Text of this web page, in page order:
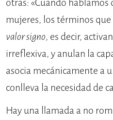
mujeres, los términos
valor signo, es decir,
irreflexiva, y anulan la
asocia mecánicamente a
conlleva la necesidad de
Hay una llamada a no